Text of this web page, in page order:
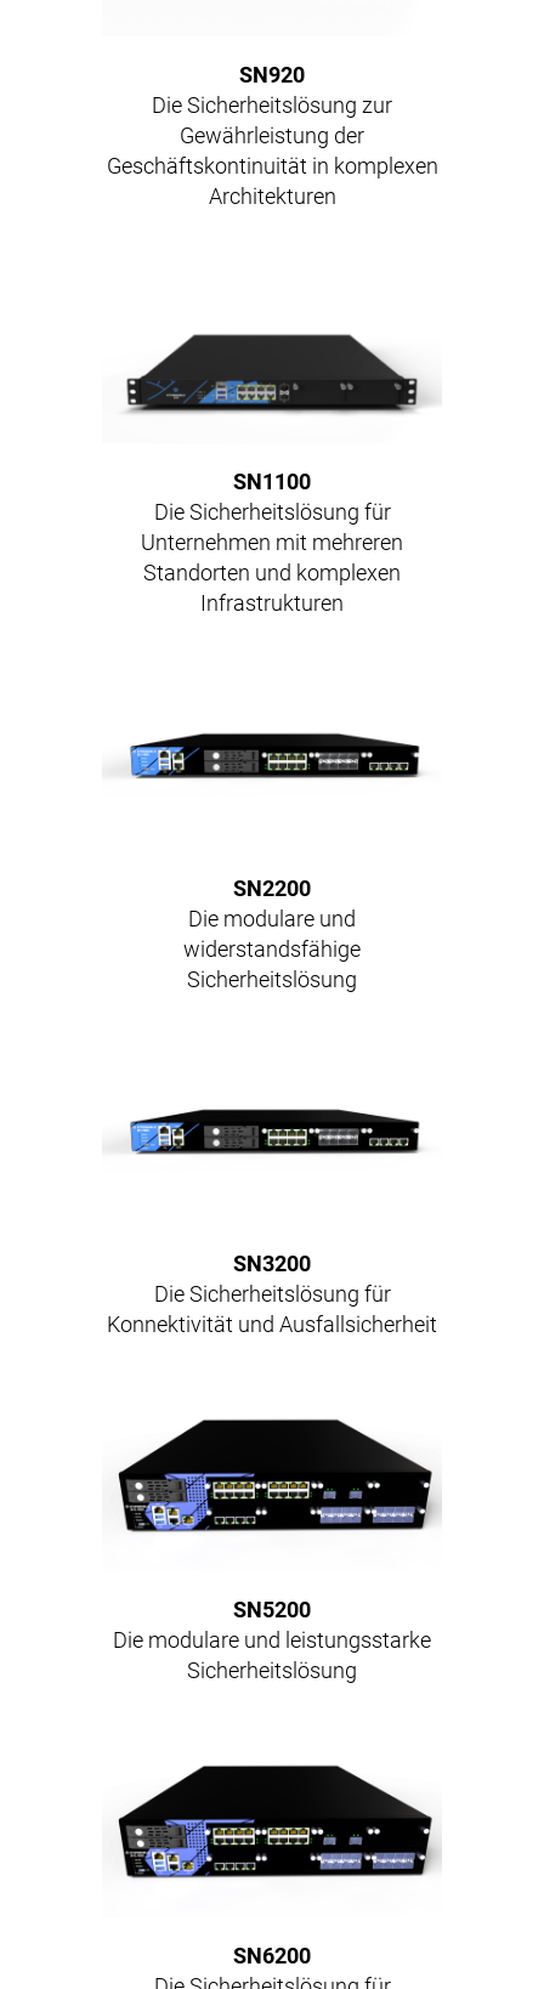
SN920
Die Sicherheitslösung zur
Gewährleistung der
Geschäftskontinuität in komplexen
Architekturen
SN1100
Die Sicherheitslösung für
Unternehmen mit mehreren
Standorten und komplexen
Infrastrukturen
SN2200
Die modulare und
widerstandsfähige
Sicherheitslösung
SN3200
Die Sicherheitslösung für
Konnektivität und Ausfallsicherheit
SN5200
Die modulare und leistungsstarke
Sicherheitslösung
SN6200